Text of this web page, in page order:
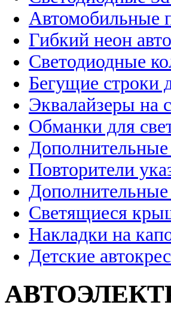
Автомобильные
Гибкий неон
Светодиодные
Бегущие строки
Эквалайзеры на
Обманки для
Повторители
Дополнительные
Светящиеся
Накладки на
Детские